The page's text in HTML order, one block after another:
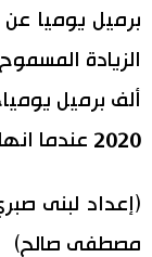
برميل يوميا
ألف برميل
2020 عندما انهار الطلب في ظل إغلاقات كوفيد-19.
(إعداد لبنى
مصطفى صالح)